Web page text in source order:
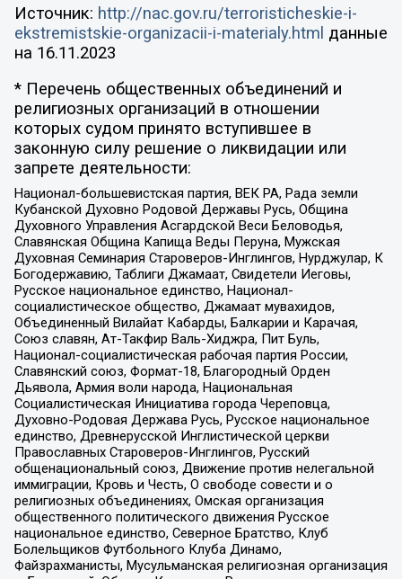
Источник: http://nac.gov.ru/terroristicheskie-i-
ekstremistskie-organizacii-i-materialy.html данные
на 16.11.2023
* Перечень общественных объединений и
религиозных организаций в отношении
которых судом принято вступившее в
законную силу решение о ликвидации или
запрете деятельности:
Национал-большевистская партия, ВЕК РА, Рада земли
Кубанской Духовно Родовой Державы Русь, Община
Духовного Управления Асгардской Веси Беловодья,
Славянская Община Капища Веды Перуна, Мужская
Духовная Семинария Староверов-Инглингов, Нурджулар, К
Богодержавию, Таблиги Джамаат, Свидетели Иеговы,
Русское национальное единство, Национал-
социалистическое общество, Джамаат мувахидов,
Объединенный Вилайат Кабарды, Балкарии и Карачая,
Союз славян, Ат-Такфир Валь-Хиджра, Пит Буль,
Национал-социалистическая рабочая партия России,
Славянский союз, Формат-18, Благородный Орден
Дьявола, Армия воли народа, Национальная
Социалистическая Инициатива города Череповца,
Духовно-Родовая Держава Русь, Русское национальное
единство, Древнерусской Инглистической церкви
Православных Староверов-Инглингов, Русский
общенациональный союз, Движение против нелегальной
иммиграции, Кровь и Честь, О свободе совести и о
религиозных объединениях, Омская организация
общественного политического движения Русское
национальное единство, Северное Братство, Клуб
Болельщиков Футбольного Клуба Динамо,
Файзрахманисты, Мусульманская религиозная организация